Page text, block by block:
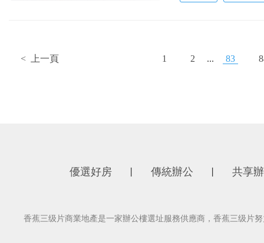
1 2 ... 83
< 上一頁
優選好房 傳統辦公 共享
香蕉三级片商業地產是一家辦公樓選址服務供應商，香蕉三级片